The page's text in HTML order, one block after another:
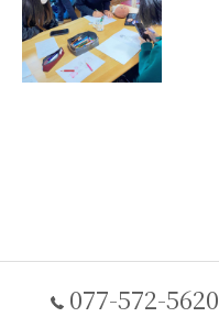
077-572-5620